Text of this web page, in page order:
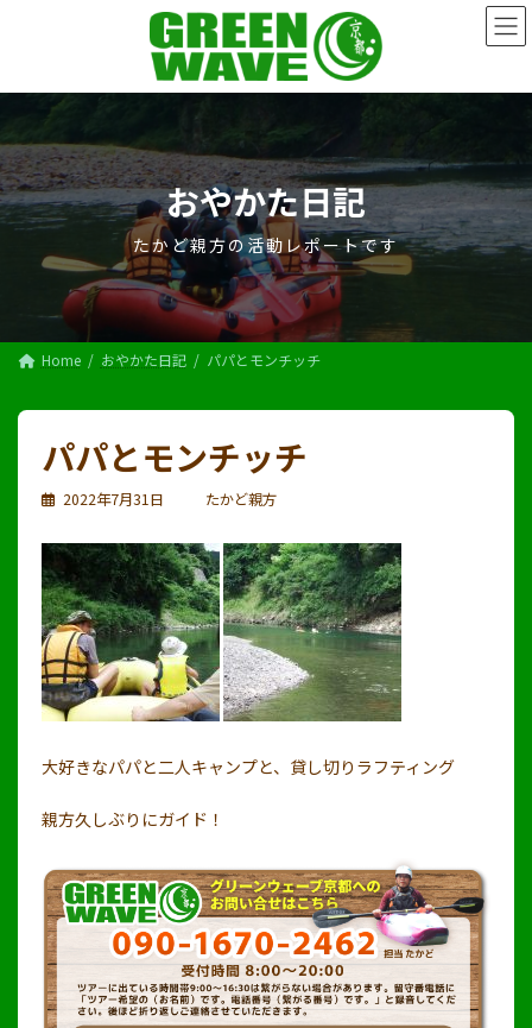
ス
キ
ッ
プ
ン
に
移
動
おやかた日記
たかど親方の活動レポートです
Home おやかた日記 パパとモンチッチ
パパとモンチッチ
2022年7月31日 たかど親方
大好きなパパと二人キャンプと、貸し切りラフティング
親方久しぶりにガイド！